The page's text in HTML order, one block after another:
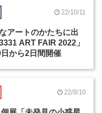
22/10/11
アートのかたちに出
ART FAIR 2022」
から2日間開催
22/8/10